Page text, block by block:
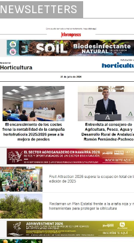
NEWSLETTERS